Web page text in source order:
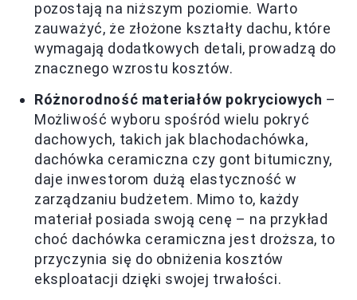
pozostają na niższym poziomie. Warto
zauważyć, że złożone kształty dachu, które
wymagają dodatkowych detali, prowadzą do
znacznego wzrostu kosztów.
Różnorodność materiałów pokryciowych –
Możliwość wyboru spośród wielu pokryć
dachowych, takich jak blachodachówka,
dachówka ceramiczna czy gont bitumiczny,
daje inwestorom dużą elastyczność w
zarządzaniu budżetem. Mimo to, każdy
materiał posiada swoją cenę – na przykład
choć dachówka ceramiczna jest droższa, to
przyczynia się do obniżenia kosztów
eksploatacji dzięki swojej trwałości.